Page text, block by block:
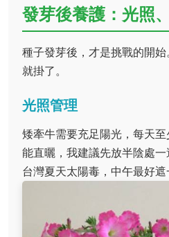
發芽後養護：光照
種子發芽後，才是挑戰的開
就掛了。
光照管理
矮牽牛需要充足陽光，每天
能直曬，我建議先放半陰處一
台灣夏天太陽毒，中午最好遮